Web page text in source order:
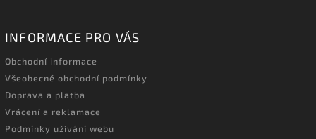
INFORMACE PRO VÁS
Obchodní informace
Všeobecné obchodní podmínky
Doprava a platba
Vrácení a reklamace
Podmínky užívání webu